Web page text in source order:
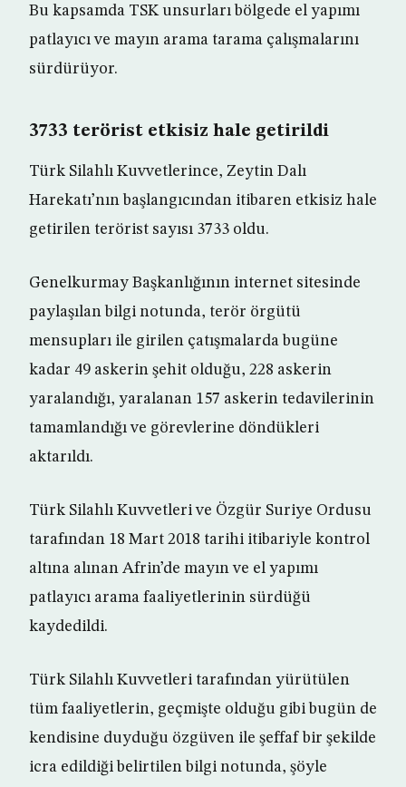
Bu kapsamda TSK unsurları bölgede el yapımı
patlayıcı ve mayın arama tarama çalışmalarını
sürdürüyor.
3733 terörist etkisiz hale getirildi
Türk Silahlı Kuvvetlerince, Zeytin Dalı
Harekatı’nın başlangıcından itibaren etkisiz hale
getirilen terörist sayısı 3733 oldu.
Genelkurmay Başkanlığının internet sitesinde
paylaşılan bilgi notunda, terör örgütü
mensupları ile girilen çatışmalarda bugüne
kadar 49 askerin şehit olduğu, 228 askerin
yaralandığı, yaralanan 157 askerin tedavilerinin
tamamlandığı ve görevlerine döndükleri
aktarıldı.
Türk Silahlı Kuvvetleri ve Özgür Suriye Ordusu
tarafından 18 Mart 2018 tarihi itibariyle kontrol
altına alınan Afrin’de mayın ve el yapımı
patlayıcı arama faaliyetlerinin sürdüğü
kaydedildi.
Türk Silahlı Kuvvetleri tarafından yürütülen
tüm faaliyetlerin, geçmişte olduğu gibi bugün de
kendisine duyduğu özgüven ile şeffaf bir şekilde
icra edildiği belirtilen bilgi notunda, şöyle